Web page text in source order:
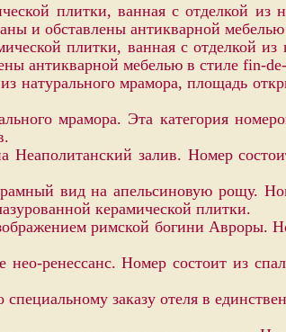
плитки, ванная с отделкой из
и обставлены антикварной
плитки, ванная с отделкой
антикварной мебелью в стиле fin-
натурального мрамора, площадь
мрамора. Эта категория
Неаполитанский залив. Номер
вид на апельсиновую рощу.
керамической плитки.
римской богини Авроры.
ренессанс. Номер состоит из
заказу отеля в